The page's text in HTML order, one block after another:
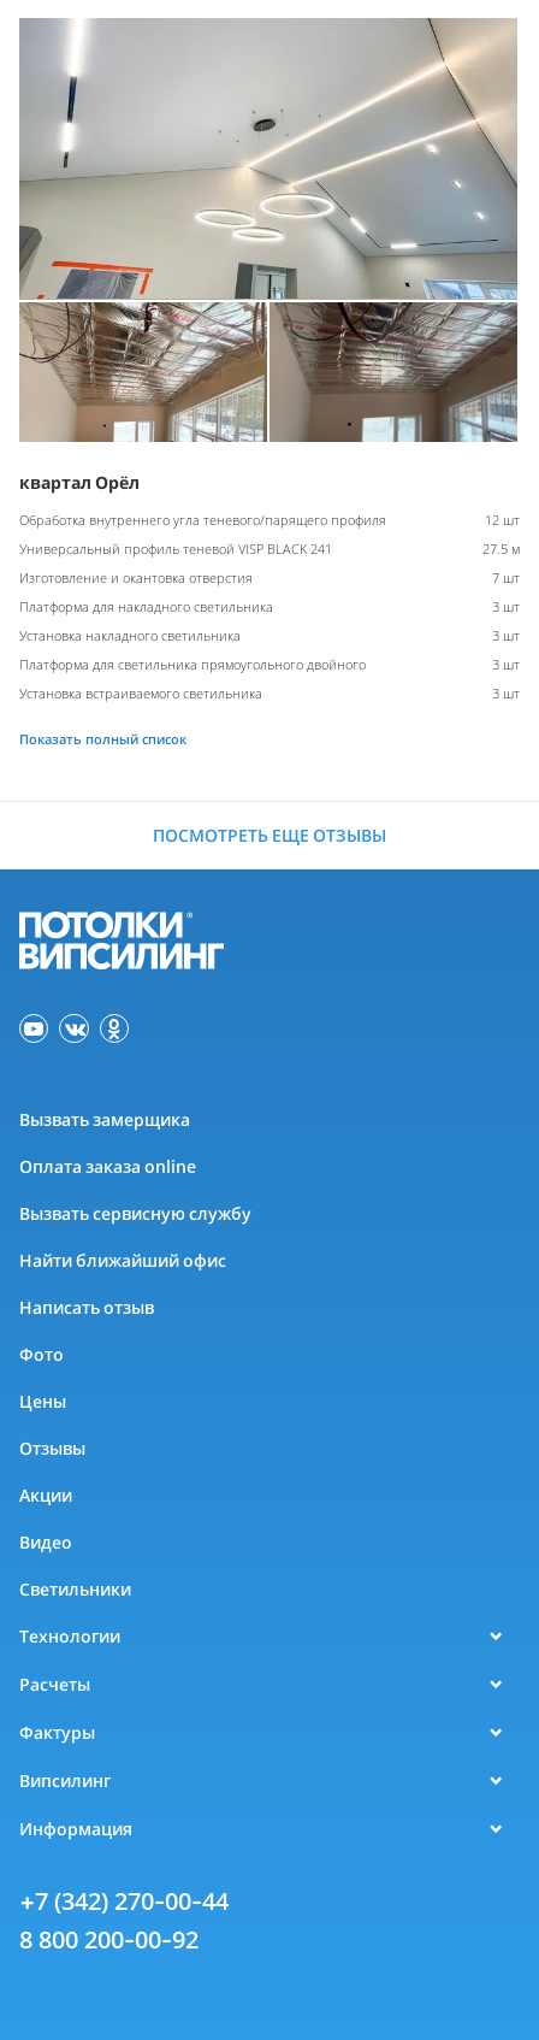
квартал Орёл
Обработка внутреннего угла теневого/парящего профиля
12 шт
Универсальный профиль теневой VISP BLACK 241
27.5 м
Изготовление и окантовка отверстия
7 шт
Платформа для накладного светильника
3 шт
Установка накладного светильника
3 шт
Платформа для светильника прямоугольного двойного
3 шт
Установка встраиваемого светильника
3 шт
Показать полный список
ПОСМОТРЕТЬ ЕЩЕ ОТЗЫВЫ
Вызвать замерщика
Оплата заказа online
Вызвать сервисную службу
Найти ближайший офис
Написать отзыв
Фото
Цены
Отзывы
Акции
Видео
Светильники
Технологии
Расчеты
Фактуры
Випсилинг
Информация
+7 (342) 270-00-44
8 800 200-00-92